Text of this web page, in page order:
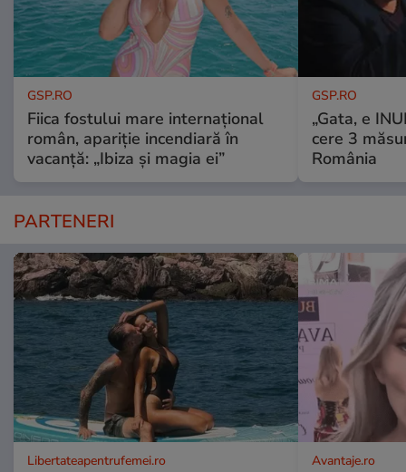
GSP.RO
Fiica fostului mare internațional
român, apariție incendiară în
vacanță: „Ibiza și magia ei”
GSP.RO
„Gata, e
cere 3
România
PARTENERI
Libertateapentrufemei.ro Avantaje.ro